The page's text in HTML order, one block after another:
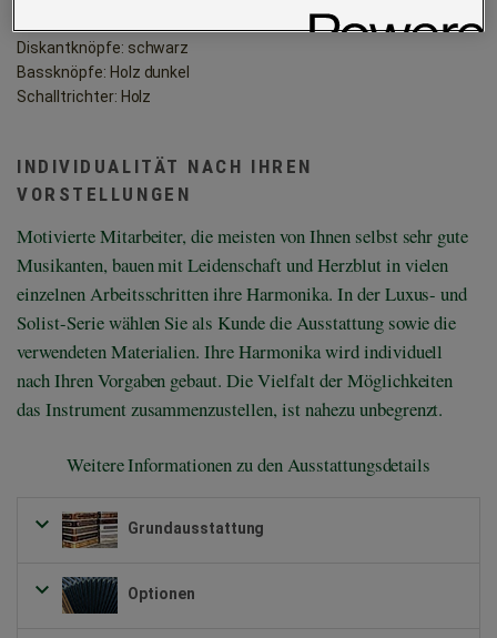
Diskantknöpfe: schwarz
Bassknöpfe: Holz dunkel
Schalltrichter: Holz
INDIVIDUALITÄT NACH IHREN
VORSTELLUNGEN
Motivierte Mitarbeiter, die meisten von Ihnen selbst sehr gute
Musikanten, bauen mit Leidenschaft und Herzblut in vielen
einzelnen Arbeitsschritten ihre Harmonika. In der Luxus- und
Solist-Serie wählen Sie als Kunde die Ausstattung sowie die
verwendeten Materialien. Ihre Harmonika wird individuell
nach Ihren Vorgaben gebaut. Die Vielfalt der Möglichkeiten
das Instrument zusammenzustellen, ist nahezu unbegrenzt.
Weitere Informationen zu den Ausstattungsdetails
Grundausstattung
Optionen